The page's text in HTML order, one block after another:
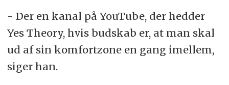
- Der en kanal på YouTube, der hedder
Yes Theory, hvis budskab er, at man skal
ud af sin komfortzone en gang imellem,
siger han.